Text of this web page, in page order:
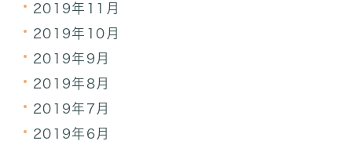
2019年11月
2019年10月
2019年9月
2019年8月
2019年7月
2019年6月